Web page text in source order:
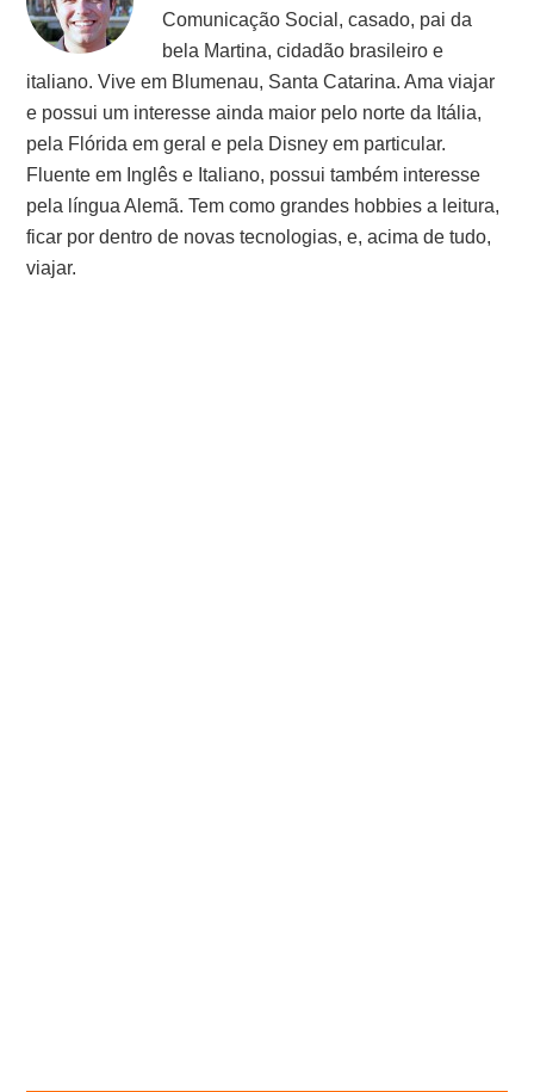
Comunicação Social, casado, pai da
bela Martina, cidadão brasileiro e
italiano. Vive em Blumenau, Santa Catarina. Ama viajar
e possui um interesse ainda maior pelo norte da Itália,
pela Flórida em geral e pela Disney em particular.
Fluente em Inglês e Italiano, possui também interesse
pela língua Alemã. Tem como grandes hobbies a leitura,
ficar por dentro de novas tecnologias, e, acima de tudo,
viajar.